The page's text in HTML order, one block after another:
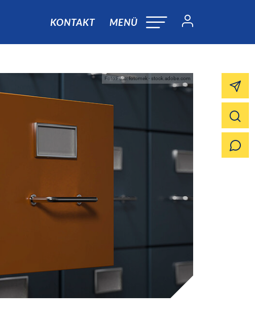
KONTAKT MENÜ
Foto:Foto: fotomek - stock.adobe.com